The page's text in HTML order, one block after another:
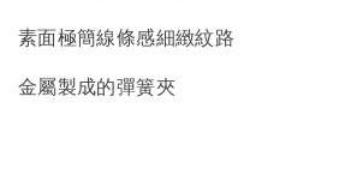
素面極簡線條感細緻紋路
金屬製成的彈簧夾